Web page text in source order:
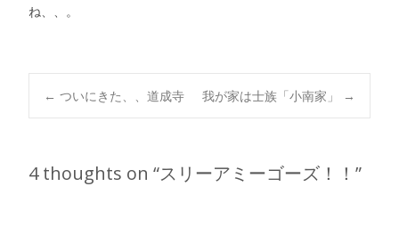
ね、、。
Post
navigation
← ついにきた、、道成寺 我が家は士族「小南家」 →
4 thoughts on “スリーアミーゴーズ！！ ”